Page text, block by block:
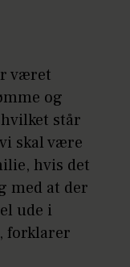
været
og
står
skal være
hvis det
med at der
ude i
forklarer